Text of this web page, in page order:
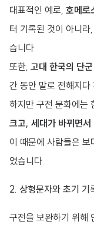
대표적인 예로, 호메로
터 기록된 것이 아니
습니다.
또한, 고대 한국의 단
간 동안 말로 전해지다
하지만 구전 문화에는
크고, 세대가 바뀌면
이 때문에 사람들은 보
었습니다.
2. 상형문자와 초기 기
구전을 보완하기 위해